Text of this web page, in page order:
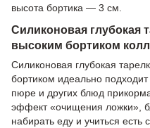
высота бортика — 3 см.
Силиконовая глубокая
высоким бортиком
Силиконовая глубокая
бортиком идеально
пюре и других блюд
эффект «очищения ложки»,
набирать еду и учиться